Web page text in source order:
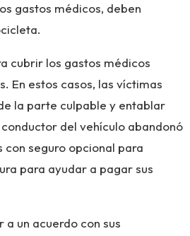
gastos médicos, deben
cubrir los gastos médicos
En estos casos, las víctimas
la parte culpable y entablar
del vehículo abandonó
seguro opcional para
para ayudar a pagar sus
un acuerdo con sus